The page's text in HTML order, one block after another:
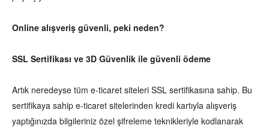
Online alışveriş güvenli, peki neden?
SSL Sertifikası ve 3D Güvenlik ile güvenli ödeme
Artık neredeyse tüm e-ticaret siteleri SSL sertifikasına sahip. Bu
sertifikaya sahip e-ticaret sitelerinden kredi kartıyla alışveriş
yaptığınızda bilgileriniz özel şifreleme teknikleriyle kodlanarak